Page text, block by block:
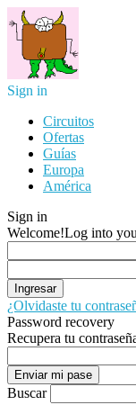
Sign in
Circuitos
Ofertas
Guías
Europa
América
Sign in
Welcome!Log into
¿Olvidaste tu
Password recovery
Recupera tu
Buscar